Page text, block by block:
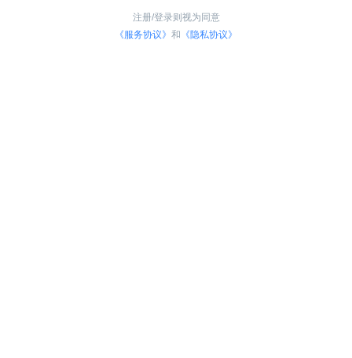
注册/登录则视为同意
《服务协议》 和 《隐私协议》